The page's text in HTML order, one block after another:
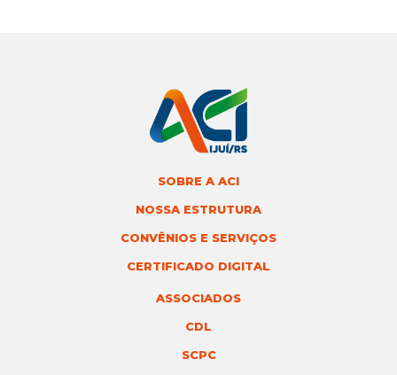
SOBRE A ACI
NOSSA ESTRUTURA
CONVÊNIOS E SERVIÇOS
CERTIFICADO DIGITAL
ASSOCIADOS
CDL
SCPC